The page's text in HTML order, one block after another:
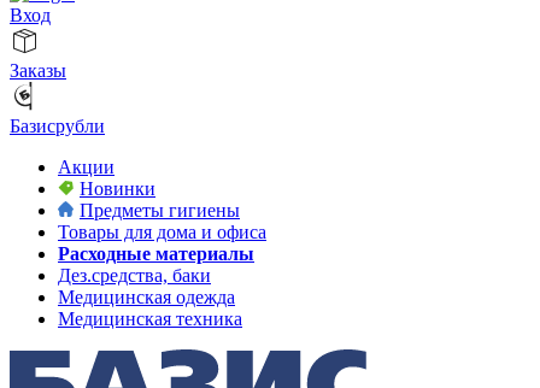
Вход
Заказы
Базисрубли
Акции
Новинки
Предметы гигиены
Товары для дома и офиса
Расходные материалы
Дез.средства, баки
Медицинская одежда
Медицинская техника